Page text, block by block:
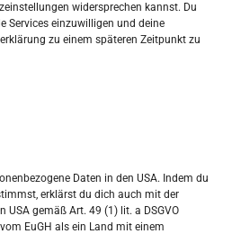
widersprechen kannst. Du
Services einzuwilligen und deine
zu einem späteren Zeitpunkt zu
Daten in den USA. Indem du
erklärst du dich auch mit der
USA gemäß Art. 49 (1) lit. a DSGVO
EuGH als ein Land mit einem
D F S S
1